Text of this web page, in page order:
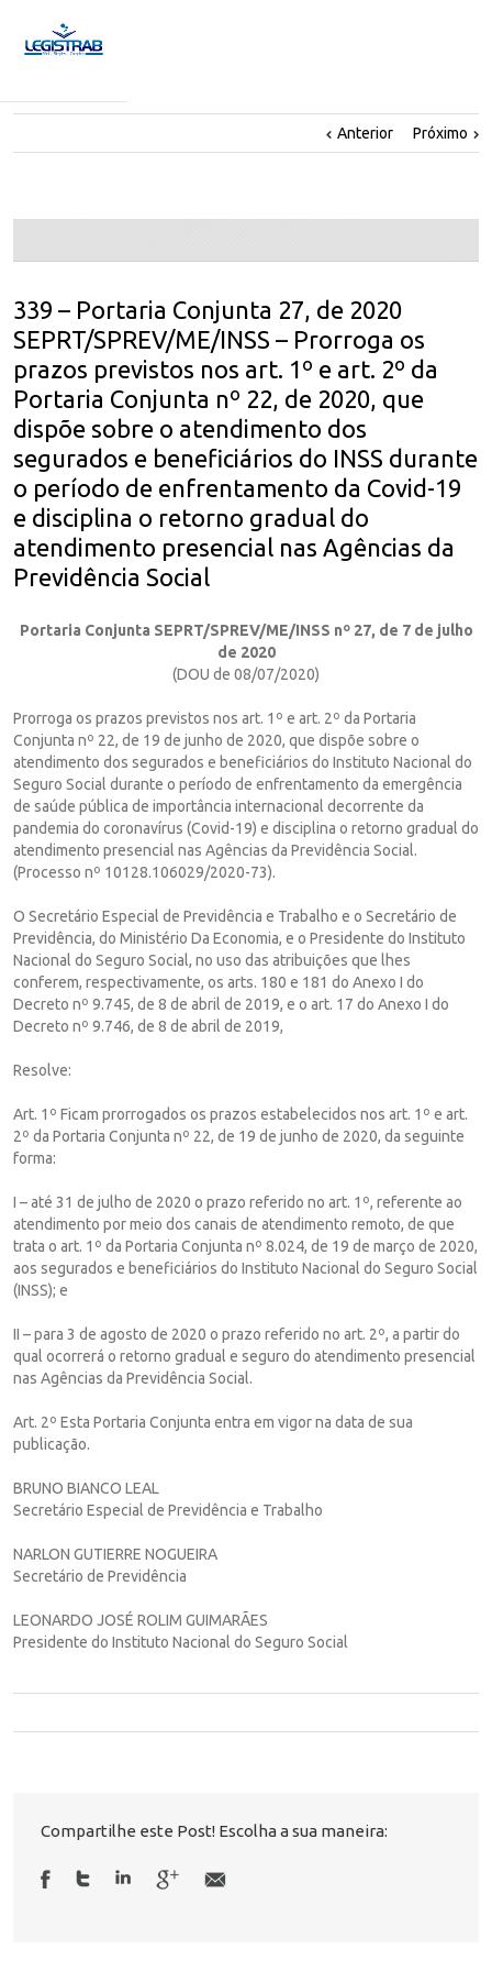
Anterior Próximo
339 – Portaria Conjunta 27, de 2020
SEPRT/SPREV/ME/INSS – Prorroga os
prazos previstos nos art. 1º e art. 2º da
Portaria Conjunta nº 22, de 2020, que
dispõe sobre o atendimento dos
segurados e beneficiários do INSS durante
o período de enfrentamento da Covid-19
e disciplina o retorno gradual do
atendimento presencial nas Agências da
Previdência Social
Portaria Conjunta SEPRT/SPREV/ME/INSS nº 27, de 7 de julho
de 2020
(DOU de 08/07/2020)
Prorroga os prazos previstos nos art. 1º e art. 2º da Portaria
Conjunta nº 22, de 19 de junho de 2020, que dispõe sobre o
atendimento dos segurados e beneficiários do Instituto Nacional do
Seguro Social durante o período de enfrentamento da emergência
de saúde pública de importância internacional decorrente da
pandemia do coronavírus (Covid-19) e disciplina o retorno gradual do
atendimento presencial nas Agências da Previdência Social.
(Processo nº 10128.106029/2020-73).
O Secretário Especial de Previdência e Trabalho e o Secretário de
Previdência, do Ministério Da Economia, e o Presidente do Instituto
Nacional do Seguro Social, no uso das atribuições que lhes
conferem, respectivamente, os arts. 180 e 181 do Anexo I do
Decreto nº 9.745, de 8 de abril de 2019, e o art. 17 do Anexo I do
Decreto nº 9.746, de 8 de abril de 2019,
Resolve:
Art. 1º Ficam prorrogados os prazos estabelecidos nos art. 1º e art.
2º da Portaria Conjunta nº 22, de 19 de junho de 2020, da seguinte
forma:
I – até 31 de julho de 2020 o prazo referido no art. 1º, referente ao
atendimento por meio dos canais de atendimento remoto, de que
trata o art. 1º da Portaria Conjunta nº 8.024, de 19 de março de 2020,
aos segurados e beneficiários do Instituto Nacional do Seguro Social
(INSS); e
II – para 3 de agosto de 2020 o prazo referido no art. 2º, a partir do
qual ocorrerá o retorno gradual e seguro do atendimento presencial
nas Agências da Previdência Social.
Art. 2º Esta Portaria Conjunta entra em vigor na data de sua
publicação.
BRUNO BIANCO LEAL
Secretário Especial de Previdência e Trabalho
NARLON GUTIERRE NOGUEIRA
Secretário de Previdência
LEONARDO JOSÉ ROLIM GUIMARÃES
Presidente do Instituto Nacional do Seguro Social
Compartilhe este Post! Escolha a sua maneira: